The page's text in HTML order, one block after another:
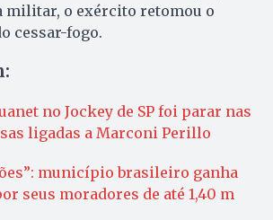
militar, o exército retomou o
cessar-fogo.
no Jockey de SP foi parar nas
ligadas a Marconi Perillo
município brasileiro ganha
seus moradores de até 1,40 m